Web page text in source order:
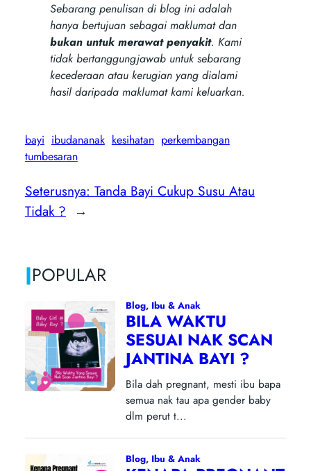
Sebarang penulisan di blog ini adalah
hanya bertujuan sebagai maklumat dan
bukan untuk merawat penyakit. Kami
tidak bertanggungjawab untuk sebarang
kecederaan atau kerugian yang dialami
hasil daripada maklumat kami keluarkan.
bayi ibudananak kesihatan perkembangan
tumbesaran
Seterusnya: Tanda Bayi Cukup Susu Atau
Tidak ? →
|POPULAR